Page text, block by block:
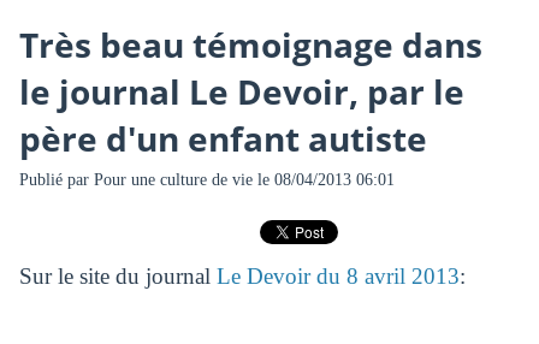
Très beau témoignage dans
le journal Le Devoir, par le
père d'un enfant autiste
Publié par Pour une culture de viele 08/04/2013 06:01
Sur le site du journal Le Devoir du 8 avril 2013: